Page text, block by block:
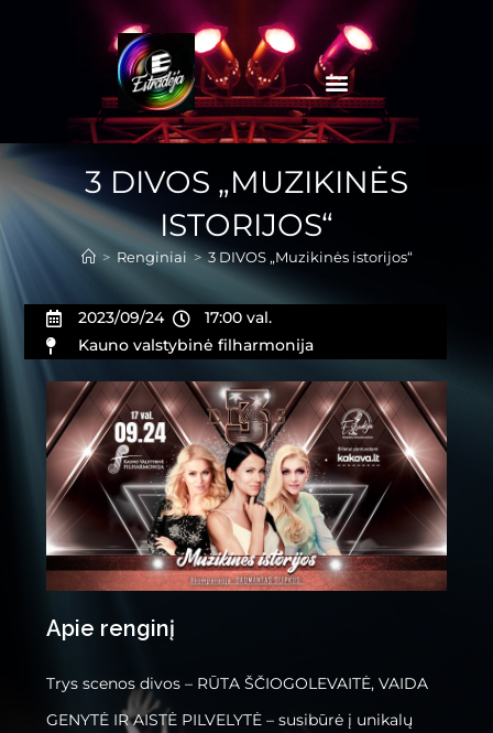
3 DIVOS „MUZIKINĖS
ISTORIJOS“
> Renginiai > 3 DIVOS „Muzikinės istorijos“
2023/09/24
17:00 val.
Kauno valstybinė filharmonija
Apie renginį
Trys scenos divos – RŪTA ŠČIOGOLEVAITĖ, VAIDA
GENYTĖ IR AISTĖ PILVELYTĖ – susibūrė į unikalų